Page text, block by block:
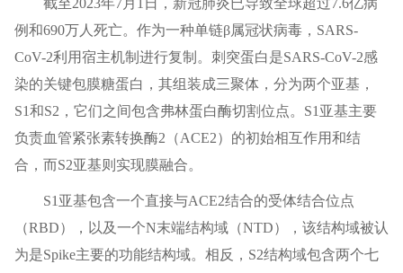
截至2023年7月1日，新冠肺炎已导致全球超过7.6亿病
例和690万人死亡。作为一种单链β属冠状病毒，SARS-
CoV-2利用宿主机制进行复制。刺突蛋白是SARS-CoV-2感
染的关键包膜糖蛋白，其组装成三聚体，分为两个亚基，
S1和S2，它们之间包含弗林蛋白酶切割位点。S1亚基主要
负责血管紧张素转换酶2（ACE2）的初始相互作用和结
合，而S2亚基则实现膜融合。
S1亚基包含一个直接与ACE2结合的受体结合位点
（RBD），以及一个N末端结构域（NTD），该结构域被认
为是Spike主要的功能结构域。相反，S2结构域包含两个七